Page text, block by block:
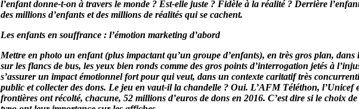
l’enfant donne-t-on à travers le monde ? Est-elle juste ? Fidèle à la réalité ? Derrière
des millions d’enfants et des millions de réalités qui se cachent.
Les enfants en souffrance : l’émotion marketing d’abord
Mettre en photo un enfant (plus impactant qu’un groupe d’enfants), en très gros plan, dans
sur les flancs de bus, les yeux bien ronds comme des gros points d’interrogation jetés à
s’assurer un impact émotionnel fort pour qui veut, dans un contexte caritatif très
public et collecter des dons. Le jeu en vaut-il la chandelle ? Oui. L’AFM Téléthon, l’Unicef
frontières ont récolté, chacune, 52 millions d’euros de dons en 2016. C’est dire si le choix